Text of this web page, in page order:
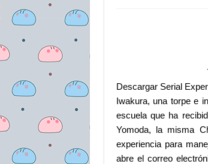
Descargar Serial
Iwakura, una torpe e
escuela que ha
Yomoda, la misma
experiencia para
abre el correo